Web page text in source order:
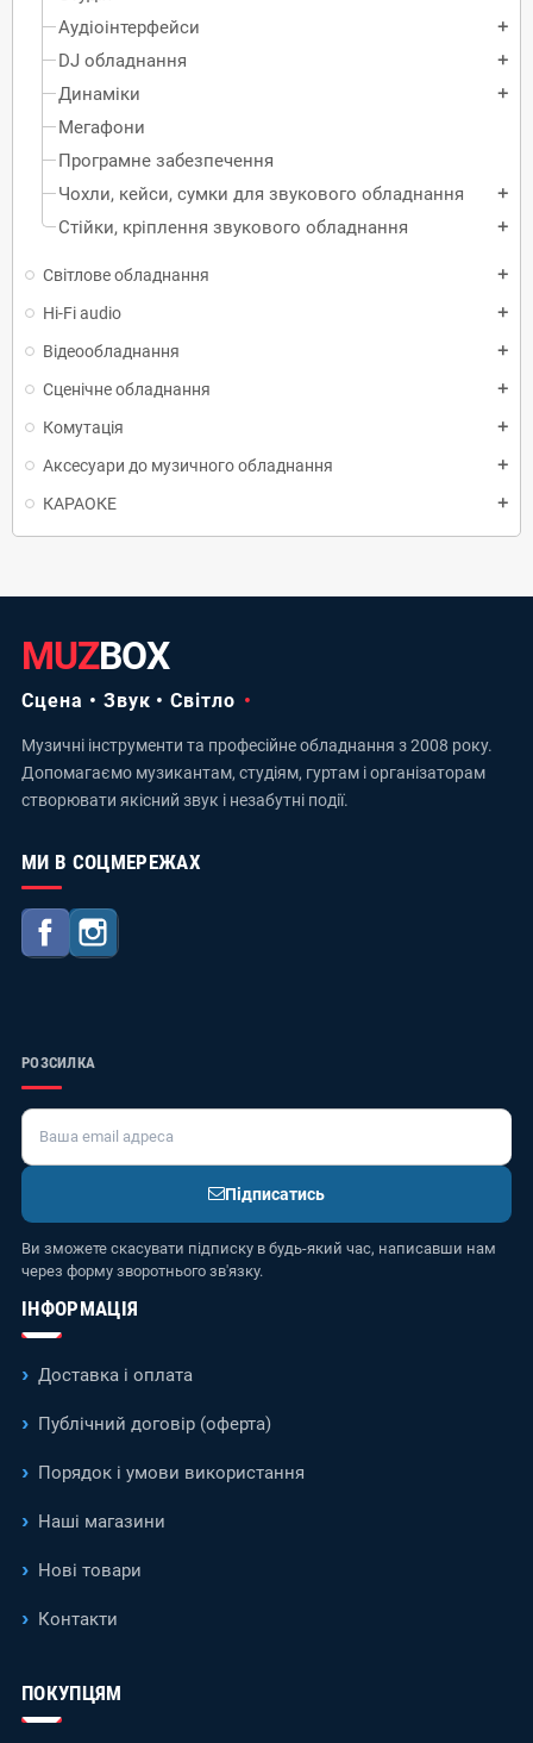
Аудіоінтерфейси add
DJ обладнання add
Динаміки add
Мегафони
Програмне забезпечення
Чохли, кейси, сумки для звукового обладнання
add
Стійки, кріплення звукового обладнання add
Світлове обладнання add
Hi-Fi audio add
Відеообладнання add
Сценічне обладнання add
Комутація add
Аксесуари до музичного обладнання add
КАРАОКЕ add
MUZBOX
Сцена • Звук • Світло
Музичні інструменти та професійне обладнання з 2008 року.
Допомагаємо музикантам, студіям, гуртам і організаторам
створювати якісний звук і незабутні події.
МИ В СОЦМЕРЕЖАХ
Facebook
РОЗСИЛКА
Підписатись
Ви зможете скасувати підписку в будь-який час, написавши нам
через форму зворотнього зв'язку.
ІНФОРМАЦІЯ
Доставка і оплата
Публічний договір (оферта)
Порядок і умови використання
Наші магазини
Нові товари
Контакти
ПОКУПЦЯМ